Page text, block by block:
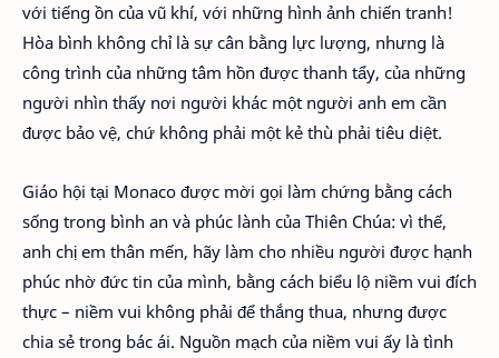
với tiếng ồn của vũ khí, với những hình ảnh chiến tranh!
Hòa bình không chỉ là sự cân bằng lực lượng, nhưng là
công trình của những tâm hồn được thanh tẩy, của những
người nhìn thấy nơi người khác một người anh em cần
được bảo vệ, chứ không phải một kẻ thù phải tiêu diệt.
Giáo hội tại Monaco được mời gọi làm chứng bằng cách
sống trong bình an và phúc lành của Thiên Chúa: vì thế,
anh chị em thân mến, hãy làm cho nhiều người được hạnh
phúc nhờ đức tin của mình, bằng cách biểu lộ niềm vui đích
thực – niềm vui không phải để thắng thua, nhưng được
chia sẻ trong bác ái. Nguồn mạch của niềm vui ấy là tình